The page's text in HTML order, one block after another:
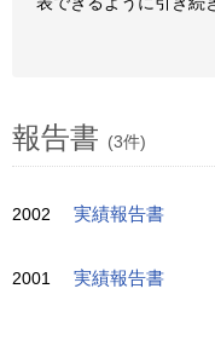
報告書 (3件)
2002 実績報告書
2001 実績報告書